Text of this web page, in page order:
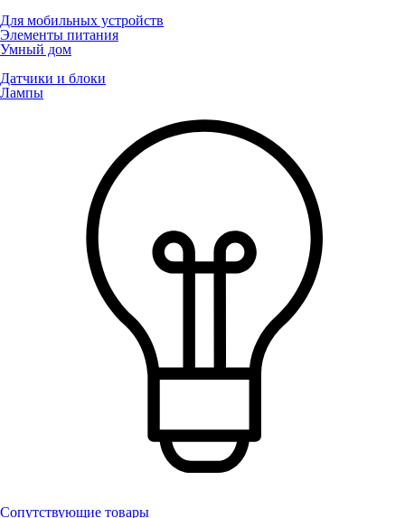
Для мобильных устройств
Элементы питания
Умный дом
Датчики и блоки
Лампы
Сопутствующие товары